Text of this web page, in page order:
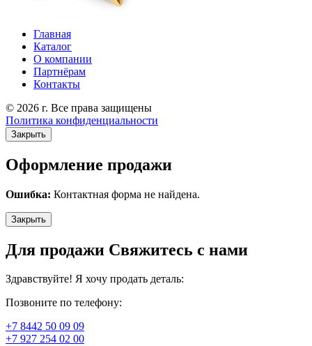
Главная
Каталог
О компании
Партнёрам
Контакты
© 2026 г. Все права защищены
Политика конфиденциальности
Закрыть
Оформление продажи
Ошибка: Контактная форма не найдена.
Закрыть
Для продажи Свяжитесь с нами
Здравствуйте! Я хочу продать деталь:
Позвоните по телефону:
+7 8442 50 09 09
+7 927 254 02 00